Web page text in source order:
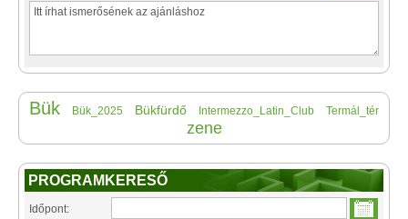
Bük Bük_2025 Bükfürdő Intermezzo_Latin_Club Termál_tér
zene
PROGRAMKERESŐ
Időpont: